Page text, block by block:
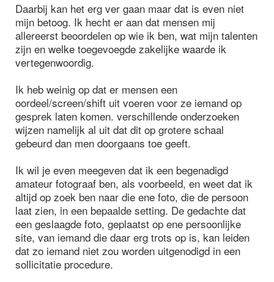
Daarbij kan het erg ver gaan maar dat is even niet
mijn betoog. Ik hecht er aan dat mensen mij
allereerst beoordelen op wie ik ben, wat mijn talenten
zijn en welke toegevoegde zakelijke waarde ik
vertegenwoordig.
Ik heb weinig op dat er mensen een
oordeel/screen/shift uit voeren voor ze iemand op
gesprek laten komen. verschillende onderzoeken
wijzen namelijk al uit dat dit op grotere schaal
gebeurd dan men doorgaans toe geeft.
Ik wil je even meegeven dat ik een begenadigd
amateur fotograaf ben, als voorbeeld, en weet dat ik
altijd op zoek ben naar die ene foto, die de persoon
laat zien, in een bepaalde setting. De gedachte dat
een geslaagde foto, geplaatst op ene persoonlijke
site, van iemand die daar erg trots op is, kan leiden
dat zo iemand niet zou worden uitgenodigd in een
sollicitatie procedure.